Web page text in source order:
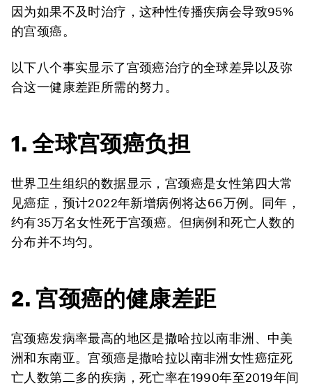
因为如果不及时治疗，这种性传播疾病会导致95%
的宫颈癌。
以下八个事实显示了宫颈癌治疗的全球差异以及弥
合这一健康差距所需的努力。
1. 全球宫颈癌负担
世界卫生组织的数据显示，宫颈癌是女性第四大常
见癌症，预计2022年新增病例将达66万例。同年，
约有35万名女性死于宫颈癌。但病例和死亡人数的
分布并不均匀。
2. 宫颈癌的健康差距
宫颈癌发病率最高的地区是撒哈拉以南非洲、中美
洲和东南亚。宫颈癌是撒哈拉以南非洲女性癌症死
亡人数第二多的疾病，死亡率在1990年至2019年间